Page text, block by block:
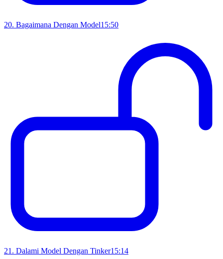
20. Bagaimana Dengan Model15:50
21 . Dalami Model Dengan Tinker15:14